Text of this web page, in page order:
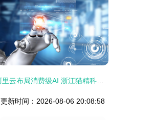
更新时间：2026-08-06 20:08:58